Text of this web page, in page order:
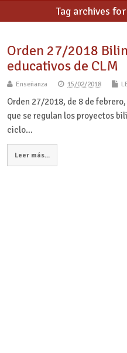
Tag archives
Orden 27/2018
educativos de CLM
Enseñanza 15/02/2018
Orden 27/2018, de 8 de
que se regulan los proyectos
ciclo…
Leer más...